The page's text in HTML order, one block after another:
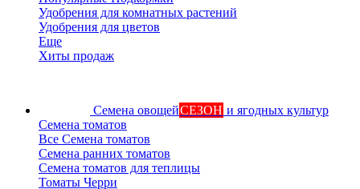
Удобрения для комнатных растений
Удобрения для цветов
Еще
Хиты продаж
Семена овощейСЕЗОН и ягодных культур
Семена томатов
Все Семена томатов
Семена ранних томатов
Семена томатов для теплицы
Томаты Черри